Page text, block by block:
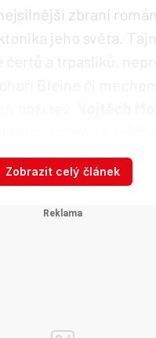
zbraní
jeho světa.
jehličí, když
kořist, a sychravý
však nejsou
Zobrazit celý článek